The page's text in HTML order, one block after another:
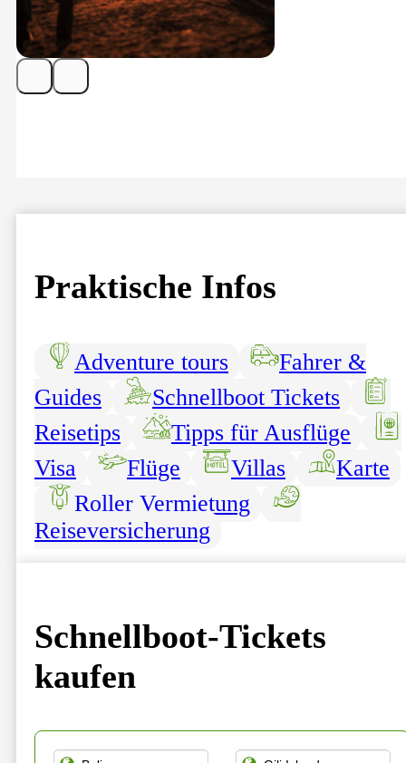
Praktische Infos
Adventure tours
Fahrer &
Guides
Schnellboot Tickets
Reisetips
Tipps für Ausflüge
Visa
Flüge Villas
Karte
Roller Vermietung
Reiseversicherung
Schnellboot-Tickets
kaufen